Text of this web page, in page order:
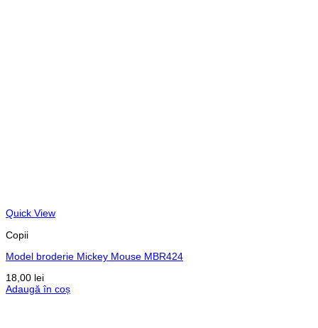
Quick View
Copii
Model broderie Mickey Mouse MBR424
18,00 lei
Adaugă în coș